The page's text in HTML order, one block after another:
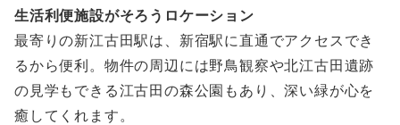
生活利便施設がそろうロケーション
最寄りの新江古田駅は、新宿駅に直通でアクセスでき
るから便利。物件の周辺には野鳥観察や北江古田遺跡
の見学もできる江古田の森公園もあり、深い緑が心を
癒してくれます。